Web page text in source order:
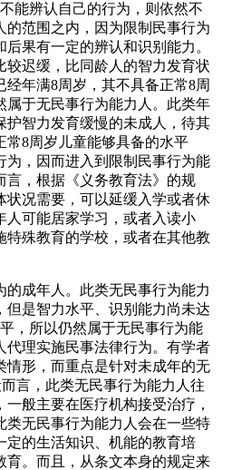
能辨认自己的行为，则依然不
的范围之内，因为限制民事行为
果有一定的辨认和识别能力。
较迟缓，比同龄人的智力发育状
年满8周岁，其不具备正常8周
属于无民事行为能力人。此类年
护智力发育缓慢的未成人，待其
常8周岁儿童能够具备的水平
为，因而进入到限制民事行为能
言，根据《义务教育法》的规
状况需要，可以延缓入学或者休
人可能居家学习，或者入读小
特殊教育的学校，或者在其他教
成年人。此类无民事行为能力
但是智力水平、识别能力尚未达
，所以仍然属于无民事行为能
代理实施民事法律行为。有学者
情形，而重点是针对未成年的无
言，此类无民事行为能力人往
般主要在医疗机构接受治疗，
类无民事行为能力人会在一些特
定的生活知识、机能的教育培
育。而且，从条文本身的规定来